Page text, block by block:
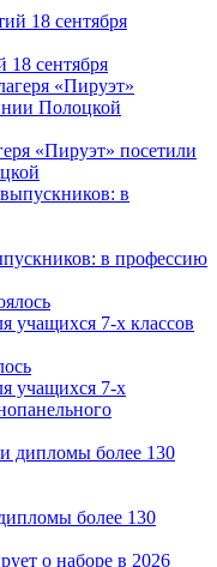
18 сентября
«Пируэт» посетили
в профессию
учащихся 7-х
более 130